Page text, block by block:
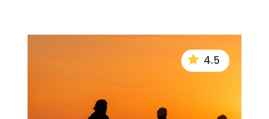
 4.5